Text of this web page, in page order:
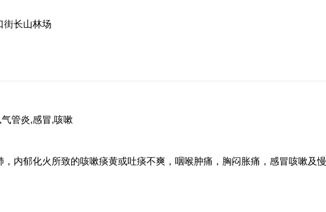
街长山林场
管炎,感冒,咳嗽
内郁化火所致的咳嗽痰黄或吐痰不爽，咽喉肿痛，胸闷胀痛，感冒咳嗽及慢